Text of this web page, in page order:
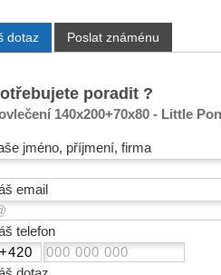
dotaz Poslat známénu
poradit ?
140x200+70x80 - Little
jméno, příjmení, firma
email
telefon